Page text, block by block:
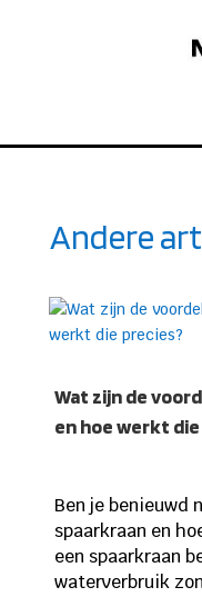
Andere
Wat zijn de
en hoe werkt
Ben je benieuwd
spaarkraan en
een spaarkraan
waterverbruik